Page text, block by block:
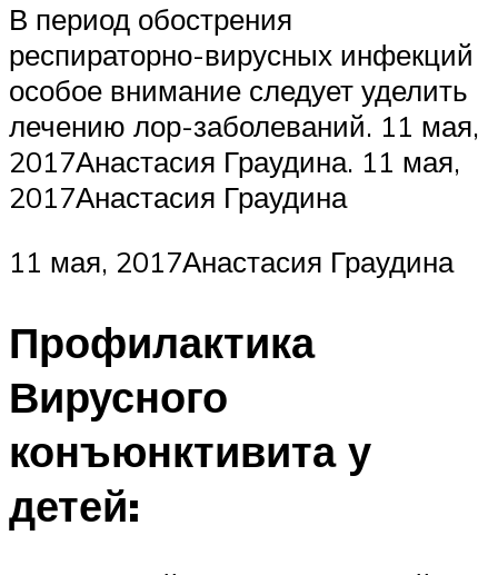
В период обострения
респираторно-вирусных инфекций
особое внимание следует уделить
лечению лор-заболеваний. 11 мая,
2017Анастасия Граудина. 11 мая,
2017Анастасия Граудина
11 мая, 2017Анастасия Граудина
Профилактика
Вирусного
конъюнктивита у
детей: